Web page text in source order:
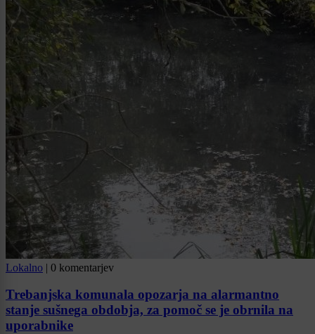
Lokalno | 0 komentarjev
Trebanjska komunala opozarja na alarmantno
stanje sušnega obdobja, za pomoč se je obrnila na
uporabnike